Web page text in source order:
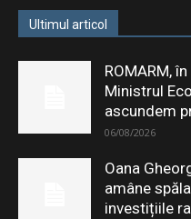
Ultimul articol
ROMARM,
Ministrul
ascundem
06/08/2026
Oana
amâne
investițiile